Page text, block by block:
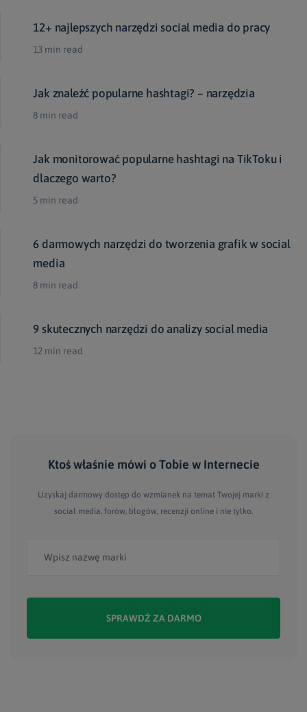
12+ najlepszych narzędzi social media do pracy
13 min read
Jak znaleźć popularne hashtagi? – narzędzia
8 min read
Jak monitorować popularne hashtagi na TikToku i
dlaczego warto?
5 min read
6 darmowych narzędzi do tworzenia grafik w social
media
8 min read
9 skutecznych narzędzi do analizy social media
12 min read
Ktoś właśnie mówi o Tobie w Internecie
Uzyskaj darmowy dostęp do wzmianek na temat Twojej marki z
social media, forów, blogów, recenzji online i nie tylko.
SPRAWDŹ ZA DARMO